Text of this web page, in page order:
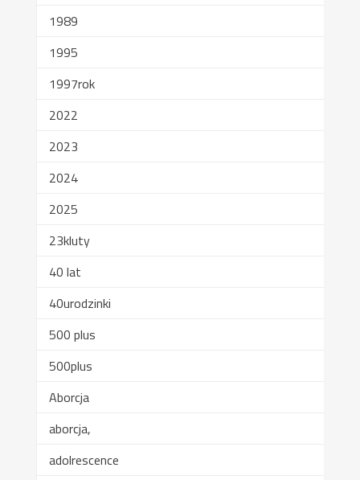
1989
1995
1997rok
2022
2023
2024
2025
23kluty
40 lat
40urodzinki
500 plus
500plus
Aborcja
aborcja,
adolrescence